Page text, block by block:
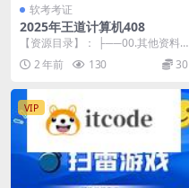
软考考证
2025年王道计算机408
【资源目录】： ├──00.其他资料
| ├──2025版王道资料勘误汇总
（不断...
2 年前 130 30
VIP